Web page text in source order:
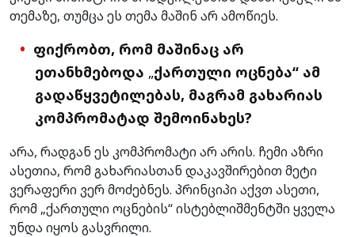
თემაზე, თუმცა ეს თემა მაშინ არ ამოწიეს.
ფიქრობთ, რომ მაშინაც არ
ეთანხმებოდა „ქართული ოცნება“ ამ
გადაწყვეტილებას, მაგრამ გახარიას
კომპრომატად შემოინახეს?
არა, რადგან ეს კომპრომატი არ არის. ჩემი აზრი
ასეთია, რომ გახარიასთან დაკავშირებით მეტი
ვერაფერი ვერ მოძებნეს. პრინციპი აქვთ ასეთი,
რომ „ქართული ოცნების“ ისტებლიშმენტში ყველა
უნდა იყოს გასვრილი.